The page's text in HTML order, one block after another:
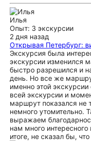
Илья
Опыт: 3 экскурсии
2 дня назад
Открывая Петербург:
Экскурсия была
экскурсии изменился
быстро разрешился и
день. Но все же
именно этой
всей экскурсии и
маршрут показался не
немного утомительно.
выражаем
нам много
итоге, не сказал бы,